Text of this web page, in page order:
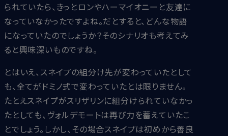
られていたら、きっとロンやハーマイオニーと友達に
なっていなかったですよね。だとすると、どんな物語
になっていたのでしょうか？そのシナリオも考えてみ
ると興味深いものですね。
とはいえ、スネイプの組分け先が変わっていたとして
も、全てがドミノ式で変わっていたとは限りません。
たとえスネイプがスリザリンに組分けられていなかっ
たとしても、ヴォルデモートは再び力を蓄えていたこ
とでしょう。しかし、その場合スネイプは初めから善良